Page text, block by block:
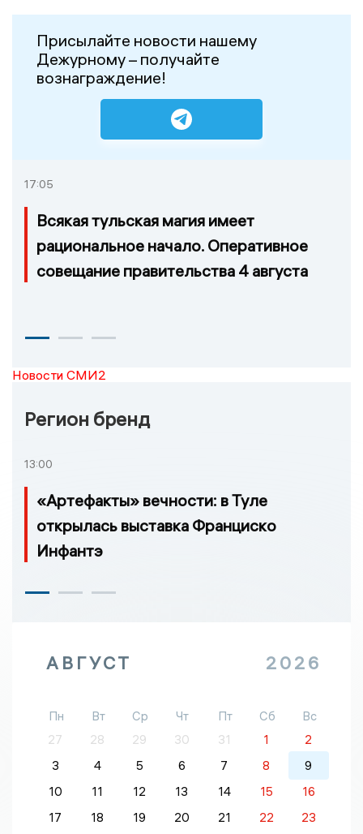
Присылайте новости нашему
Дежурному – получайте
вознаграждение!
17:05
Всякая тульская магия имеет
рациональное начало. Оперативное
совещание правительства 4 августа
Новости СМИ2
Регион бренд
13:00
«Артефакты» вечности: в Туле
открылась выставка Франциско
Инфантэ
АВГУСТ 2026
Пн Вт Ср Чт Пт Сб
Вс
27
28 29 30 31 1
2
3
4 5 6 7 8
9
10
11 12 13 14 15
16
17
18 19 20 21 22
23